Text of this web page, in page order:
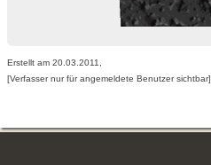
Erstellt am 20.03.2011,
[Verfasser nur für angemeldete Benutzer sichtbar]